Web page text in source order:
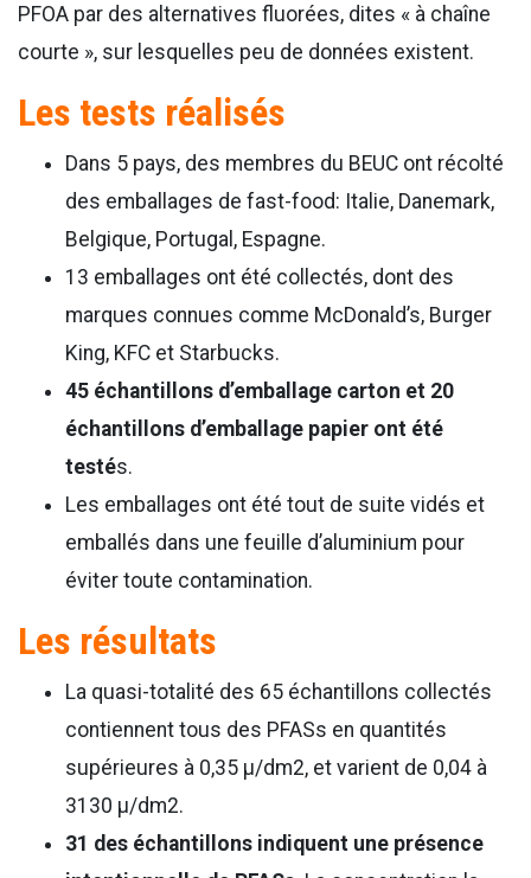
PFOA par des alternatives fluorées, dites « à chaîne
courte », sur lesquelles peu de données existent.
Les tests réalisés
Dans 5 pays, des membres du BEUC ont récolté
des emballages de fast-food: Italie, Danemark,
Belgique, Portugal, Espagne.
13 emballages ont été collectés, dont des
marques connues comme McDonald’s, Burger
King, KFC et Starbucks.
45 échantillons d’emballage carton et 20
échantillons d’emballage papier ont été
testés.
Les emballages ont été tout de suite vidés et
emballés dans une feuille d’aluminium pour
éviter toute contamination.
Les résultats
La quasi-totalité des 65 échantillons collectés
contiennent tous des PFASs en quantités
supérieures à 0,35 μ/dm2, et varient de 0,04 à
3130 μ/dm2.
31 des échantillons indiquent une présence